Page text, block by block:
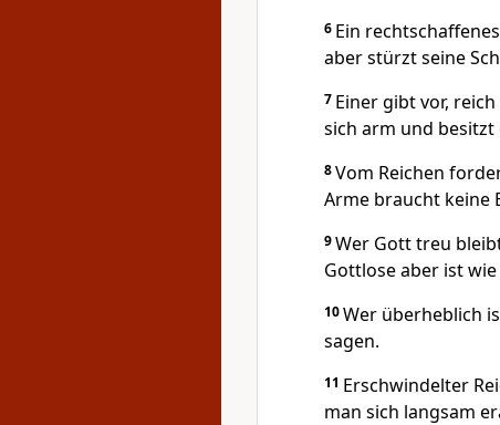
6 Ein
aber stürzt seine
7 Einer gibt vor,
sich arm und besitzt
8Vom Reichen
Arme braucht keine
9Wer Gott treu
Gottlose aber ist
10Wer überheblich
sagen.
11 Erschwindelter
man sich langsam